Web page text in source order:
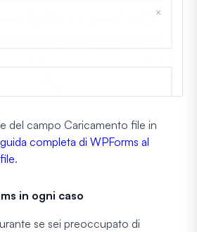
del campo Caricamento file in
guida completa di WPForms al
.
in ogni caso
se sei preoccupato di